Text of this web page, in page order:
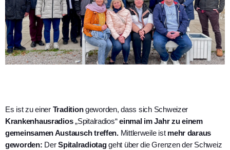
Es ist zu einerTraditiongeworden, dass sich Schweizer
Krankenhausradios„Spitalradios“einmal im Jahr zu einem
gemeinsamen Austausch treffen.Mittlerweile ist mehr daraus
geworden: DerSpitalradiotaggeht über die Grenzen der Schweiz